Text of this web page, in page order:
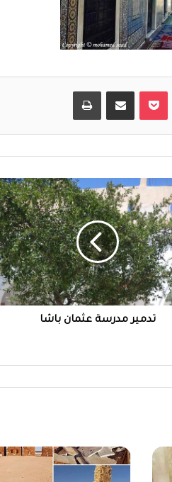
بوكيت
تدمير مدرسة عثمان باشا